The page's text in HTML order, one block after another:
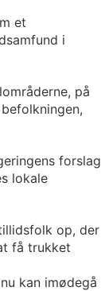
et
i
på
forslag
lokale
op, der
få trukket
kan imødegå